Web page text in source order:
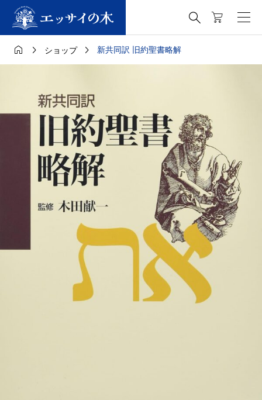

  ショップ  新共同訳 旧約聖書略解